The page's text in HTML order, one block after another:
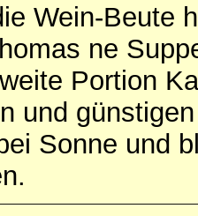
Wein-Beute
ne
Portion
und
Sonne und